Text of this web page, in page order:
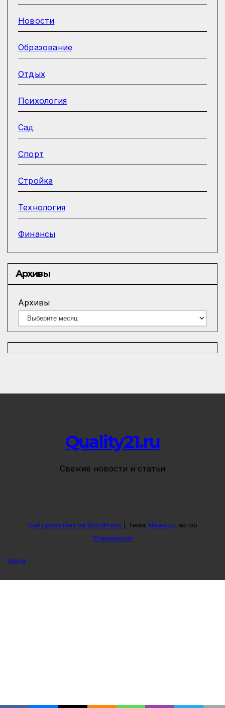
Новости
Образование
Отдых
Психология
Сад
Спорт
Стройка
Технология
Финансы
Архивы
Архивы
Quality21.ru
Свежие новости и статьи
Сайт работает на WordPress Тема: Newsup, автор
Themeansar
Home